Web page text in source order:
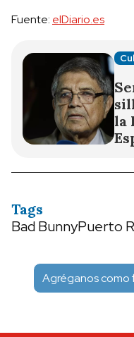
Fuente: elDiario.es
la
Tags
Bad BunnyPuerto
Agréganos